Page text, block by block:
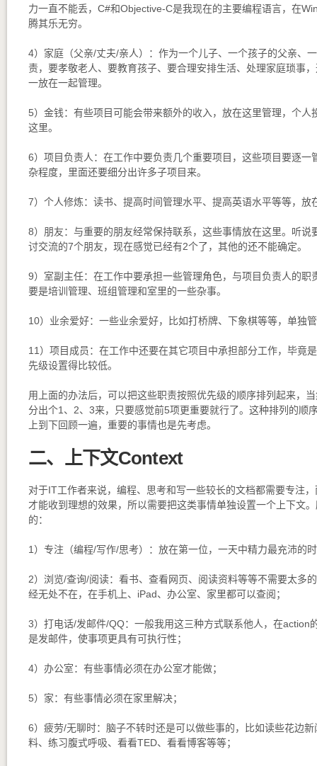
力一直不能丢，C#和Objective-C是我现在的主要编程语言，在
腾其乐无穷。
4）家庭（父亲/丈夫/亲人）：作为一个儿子、一个孩子的父亲、
责，要孝敬老人、要教育孩子、要合理安排生活、处理家庭琐事
一放在一起管理。
5）金钱：有些项目可能会带来额外的收入，放在这里管理，个人
这里。
6）项目负责人：在工作中要负责几个重要项目，这些项目要逐一
杂程度，里面还要细分出许多子项目来。
7）个人修炼：读书、提高时间管理水平、提高英语水平等等，放
8）朋友：与重要的朋友经常保持联系，这些事情放在这里。听说
讨交流的7个朋友，现在感觉已经有2个了，其他的还不能确定。
9）室副主任：在工作中要承担一些管理角色，与项目负责人的职
要是培训管理、班组管理和室里的一些杂事。
10）业余爱好：一些业余爱好，比如打桥牌、下象棋等等，单独
11）项目成员：在工作中还要在其它项目中承担部分工作，毕竟
先级设置得比较低。
用上面的办法后，可以把这些职责按照优先级的顺序排列起来，
分出个1、2、3来，只要感觉前5项更重要就行了。这种排列的顺
上到下回顾一遍，重要的事情也是先考虑。
二、上下文Context
对于IT工作者来说，编程、思考和写一些较长的文档都需要专注
才能收到理想的效果，所以需要把这类事情单独设置一个上下文
的：
1）专注（编程/写作/思考）：放在第一位，一天中精力最充沛的
2）浏览/查询/阅读：看书、查看网页、阅读资料等等不需要太多
经无处不在，在手机上、iPad、办公室、家里都可以查阅；
3）打电话/发邮件/QQ：一般我用这三种方式联系他人，在action
是发邮件，使事项更具有可执行性；
4）办公室：有些事情必须在办公室才能做；
5）家：有些事情必须在家里解决；
6）疲劳/无聊时：脑子不转时还是可以做些事的，比如读些花边
料、练习腹式呼吸、看看TED、看看博客等等；